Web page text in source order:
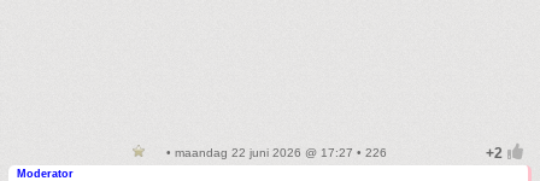
• maandag 22 juni 2026 @ 17:27 • 226
Moderator